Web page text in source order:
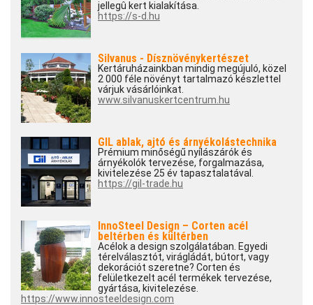
jellegû kert kialakítása.
https://s-d.hu
Silvanus - Dísznövénykertészet
Kertáruházainkban mindig megújuló, közel
2 000 féle növényt tartalmazó készlettel
várjuk vásárlóinkat.
www.silvanuskertcentrum.hu
GIL ablak, ajtó és árnyékolástechnika
Prémium minőségű nyílászárók és
árnyékolók tervezése, forgalmazása,
kivitelezése 25 év tapasztalatával.
https://gil-trade.hu
InnoSteel Design – Corten acél
beltérben és kültérben
Acélok a design szolgálatában. Egyedi
térelválasztót, virágládát, bútort, vagy
dekorációt szeretne? Corten és
felületkezelt acél termékek tervezése,
gyártása, kivitelezése.
https://www.innosteeldesign.com